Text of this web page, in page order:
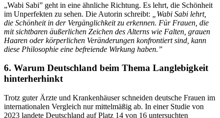
„Wabi Sabi” geht in eine ähnliche Richtung. Es lehrt, die Schönheit
im Unperfekten zu sehen. Die Autorin schreibt:
„Wabi Sabi lehrt,
die Schönheit in der Vergänglichkeit zu erkennen. Für Frauen, die
mit sichtbaren äußerlichen Zeichen des Alterns wie Falten, grauen
Haaren oder körperlichen Veränderungen konfrontiert sind, kann
diese Philosophie eine befreiende Wirkung haben.”
6. Warum Deutschland beim Thema Langlebigkeit
hinterherhinkt
Trotz guter Ärzte und Krankenhäuser schneiden deutsche Frauen im
internationalen Vergleich nur mittelmäßig ab. In einer Studie von
2023 landete Deutschland auf Platz 14 von 16 untersuchten